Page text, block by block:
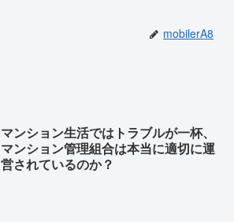
mobilerA8
マンション生活ではトラブルが一杯、
マンション管理組合は本当に適切に運
営されているのか？